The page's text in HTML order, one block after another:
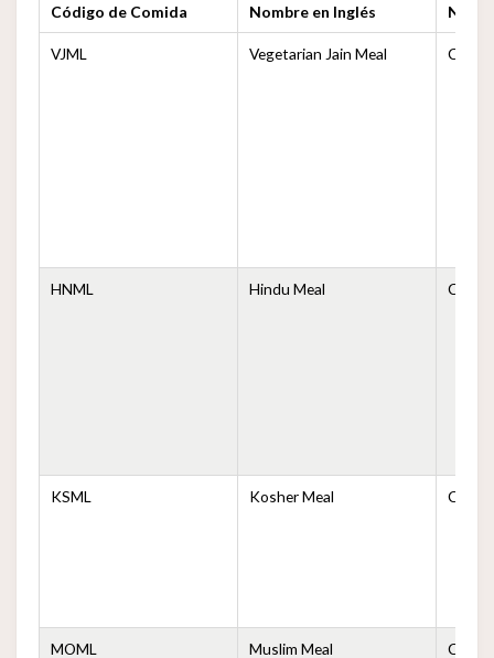
Código de Comida Nombre en Inglés
VJML Vegetarian Jain Meal
HNML Hindu Meal
KSML Kosher Meal
MOML Muslim Meal